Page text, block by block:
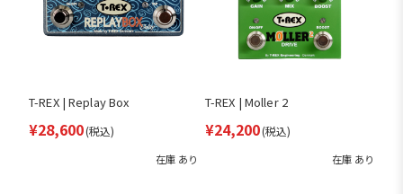
T-REX | Replay Box
¥28,600(税込)
在庫 あり
T-REX | Moller 2
¥24,200(税込)
在庫 あり